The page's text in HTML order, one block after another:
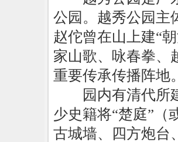
公园。越秀公园主
赵佗曾在山上建“
家山歌、咏春拳、
重要传承传播阵地
园内有清代所建
少史籍将“楚庭”（
古城墙、四方炮台